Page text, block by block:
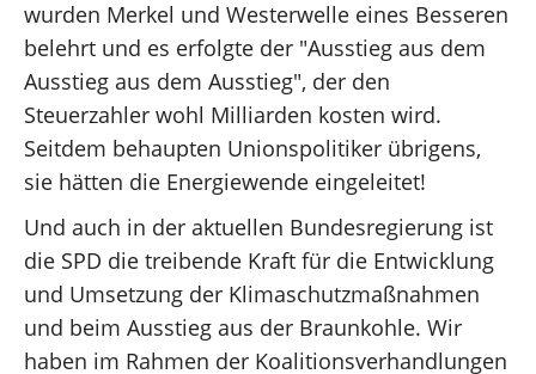
wurden Merkel und Westerwelle eines Besseren
belehrt und es erfolgte der "Ausstieg aus dem
Ausstieg aus dem Ausstieg", der den
Steuerzahler wohl Milliarden kosten wird.
Seitdem behaupten Unionspolitiker übrigens,
sie hätten die Energiewende eingeleitet!
Und auch in der aktuellen Bundesregierung ist
die SPD die treibende Kraft für die Entwicklung
und Umsetzung der Klimaschutzmaßnahmen
und beim Ausstieg aus der Braunkohle. Wir
haben im Rahmen der Koalitionsverhandlungen